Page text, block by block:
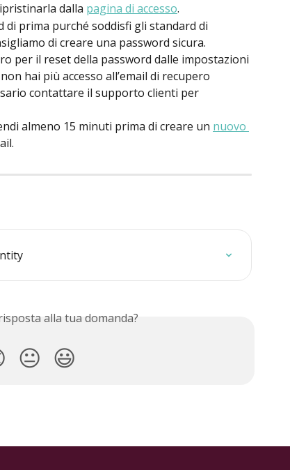
dalla pagina di accesso.
di prima purché soddisfi gli standard di
di creare una password sicura.
per il reset della password dalle impostazioni
hai più accesso all’email di recupero
contattare il supporto clienti per
almeno 15 minuti prima di creare un nuovo
alla tua domanda?
😐 😃